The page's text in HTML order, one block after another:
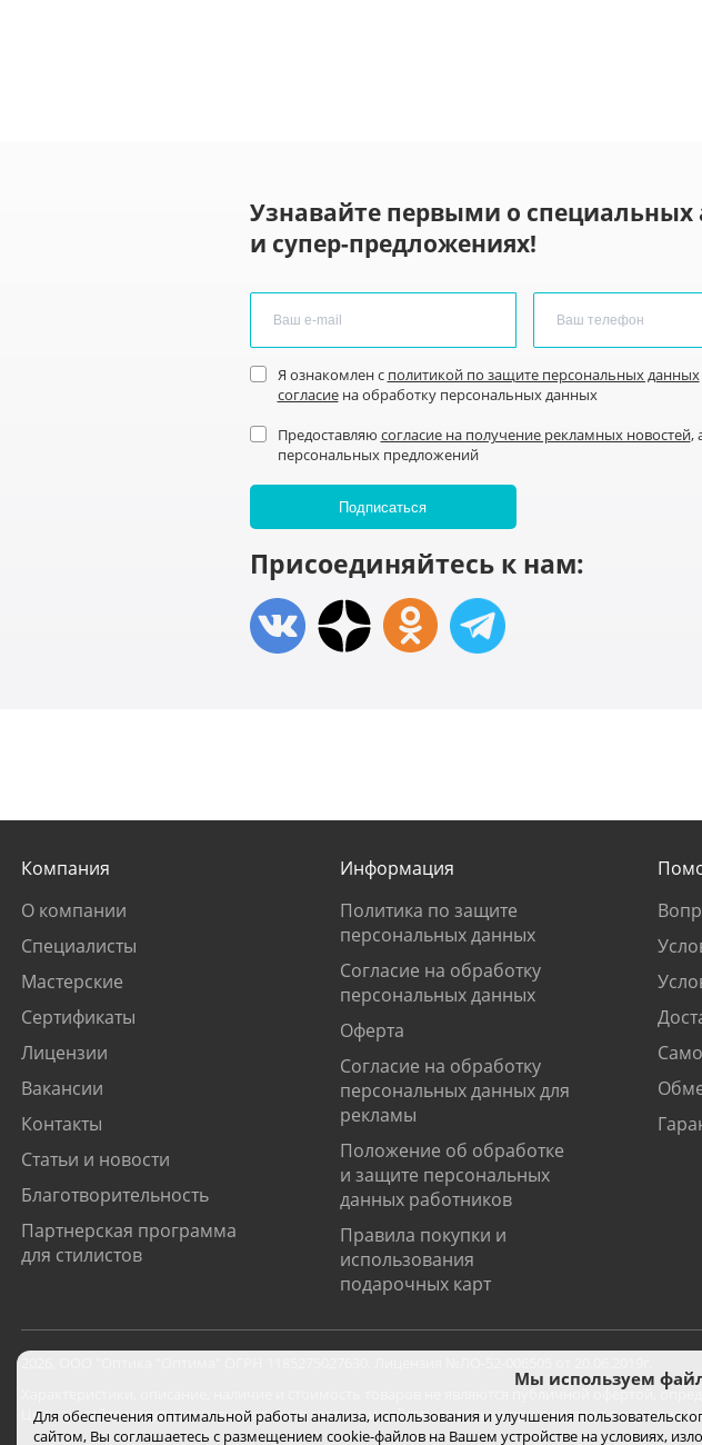
Узнавайте первыми о специальных
и супер-предложениях!
Я ознакомлен с политикой по защите персональных данных
согласиена обработку персональных данных
Предоставляю согласие на получение рекламных новостей,
персональных предложений
Присоединяйтесь к нам:
Компания
О компании
Специалисты
Мастерские
Сертификаты
Лицензии
Вакансии
Контакты
Статьи и новости
Благотворительность
Партнерская программа
для стилистов
Информация
Политика по защите
персональных данных
Согласие на обработку
персональных данных
Оферта
Согласие на обработку
персональных данных для
рекламы
Положение об обработке
и защите персональных
данных работников
Правила покупки и
использования
подарочных карт
Характеристики, описание, наличие и стоимость товаров не являются публичной офертой,
Цены на сайте могут отличаться от цен в салонах и действуют только при покупке с помощью
Мы используем
Для обеспечения оптимальной работы анализа, использования и улучшения
сайтом, Вы соглашаетесь с размещением cookie-файлов на Вашем устройстве на условиях,